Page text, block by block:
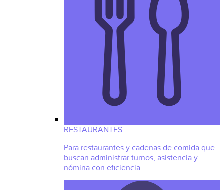
RESTAURANTES
Para restaurantes y cadenas de comida que
buscan administrar turnos, asistencia y
nómina con eficiencia.